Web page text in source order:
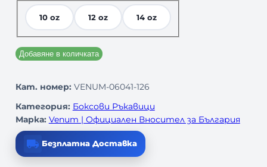
10 oz 12 oz 14 oz
Добавяне в количката
Кат. номер: VENUM-06041-126
Категория: Боксови Ръкавици
Марка: Venum | Официален Вносител за България
Безплатна Доставка